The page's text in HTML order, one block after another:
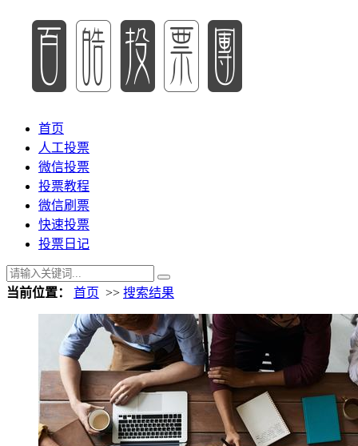
首页
人工投票
微信投票
投票教程
微信刷票
快速投票
投票日记
当前位置： 首页 >> 搜索结果